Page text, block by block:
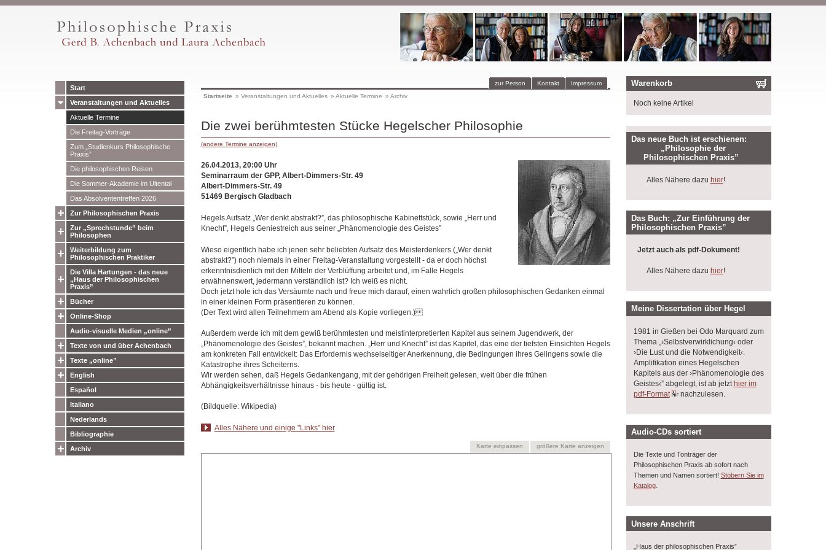
Start
Veranstaltungen und Aktuelles
Aktuelle Termine
Die Freitag-Vorträge
Zum „Studienkurs Philosophische
Praxis”
Die philosophischen Reisen
Die Sommer-Akademie im Ultental
Das Absolvententreffen 2026
Zur Philosophischen Praxis
Zur „Sprechstunde” beim
Philosophen
Weiterbildung zum
Philosophischen Praktiker
Die Villa Hartungen - das neue
„Haus der Philosophischen
Praxis”
Bücher
Online-Shop
Audio-visuelle Medien „online”
Texte von und über Achenbach
Texte „online”
English
Español
Italiano
Nederlands
Bibliographie
Archiv
Impressum
Kontakt
zur Person
Startseite » Veranstaltungen und Aktuelles » Aktuelle Termine » Archiv
Die zwei berühmtesten Stücke Hegelscher Philosophie
(andere Termine anzeigen)
26.04.2013, 20:00 Uhr
Seminarraum der GPP, Albert-Dimmers-Str. 49
Albert-Dimmers-Str. 49
51469 Bergisch Gladbach
Hegels Aufsatz „Wer denkt abstrakt?”, das philosophische Kabinettstück, sowie „Herr und
Knecht”, Hegels Geniestreich aus seiner „Phänomenologie des Geistes”
Wieso eigentlich habe ich jenen sehr beliebten Aufsatz des Meisterdenkers („Wer denkt
abstrakt?”) noch niemals in einer Freitag-Veranstaltung vorgestellt - da er doch höchst
erkenntnisdienlich mit den Mitteln der Verblüffung arbeitet und, im Falle Hegels
erwähnenswert, jedermann verständlich ist? Ich weiß es nicht.
Doch jetzt hole ich das Versäumte nach und freue mich darauf, einen wahrlich großen philosophischen Gedanken einmal
in einer kleinen Form präsentieren zu können.
(Der Text wird allen Teilnehmern am Abend als Kopie vorliegen.)
Außerdem werde ich mit dem gewiß berühmtesten und meistinterpretierten Kapitel aus seinem Jugendwerk, der
„Phänomenologie des Geistes”, bekannt machen. „Herr und Knecht” ist das Kapitel, das eine der tiefsten Einsichten Hegels
am konkreten Fall entwickelt: Das Erfordernis wechselseitiger Anerkennung, die Bedingungen ihres Gelingens sowie die
Katastrophe ihres Scheiterns.
Wir werden sehen, daß Hegels Gedankengang, mit der gehörigen Freiheit gelesen, weit über die frühen
Abhängigkeitsverhältnisse hinaus - bis heute - gültig ist.
(Bildquelle: Wikipedia)
Alles Nähere und einige "Links" hier
größere Karte anzeigen
Karte einpassen
Warenkorb
Noch keine Artikel
Das neue Buch ist erschienen:
„Philosophie der
Philosophischen Praxis”
Alles Nähere dazu hier!
Das Buch: „Zur Einführung der
Philosophischen Praxis”
Jetzt auch als pdf-Dokument!
Alles Nähere dazu hier!
Meine Dissertation über Hegel
1981 in Gießen bei Odo Marquard zum
Thema „›Selbstverwirklichung‹ oder
›Die Lust und die Notwendigkeit‹.
Amplifikation eines Hegelschen
Kapitels aus der ›Phänomenologie des
Geistes‹” abgelegt, ist ab jetzt hier im
pdf-Format
nachzulesen.
Audio-CDs sortiert
Die Texte und Tonträger der
Philosophischen Praxis ab sofort nach
Themen und Namen sortiert! Stöbern Sie im
Katalog.
Unsere Anschrift
„Haus der philosophischen Praxis”